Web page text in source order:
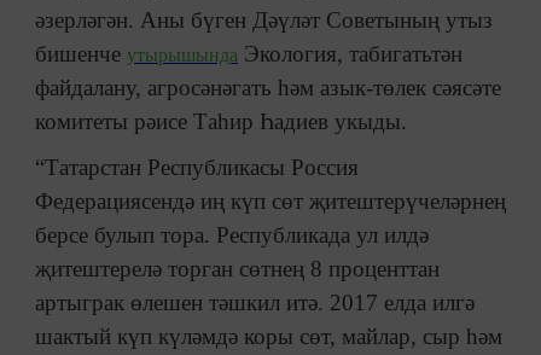
әзерләгән. Аны бүген Дәүләт Советының утыз
бишенче утырышында Экология, табигатьтән
файдалану, агросәнәгать һәм азык-төлек сәясәте
комитеты рәисе Таһир Һадиев укыды.
“Татарстан Республикасы Россия
Федерациясендә иң күп сөт җитештерүчеләрнең
берсе булып тора. Республикада ул илдә
җитештерелә торган сөтнең 8 проценттан
артыграк өлешен тәшкил итә. 2017 елда илгә
шактый күп күләмдә коры сөт, майлар, сыр һәм